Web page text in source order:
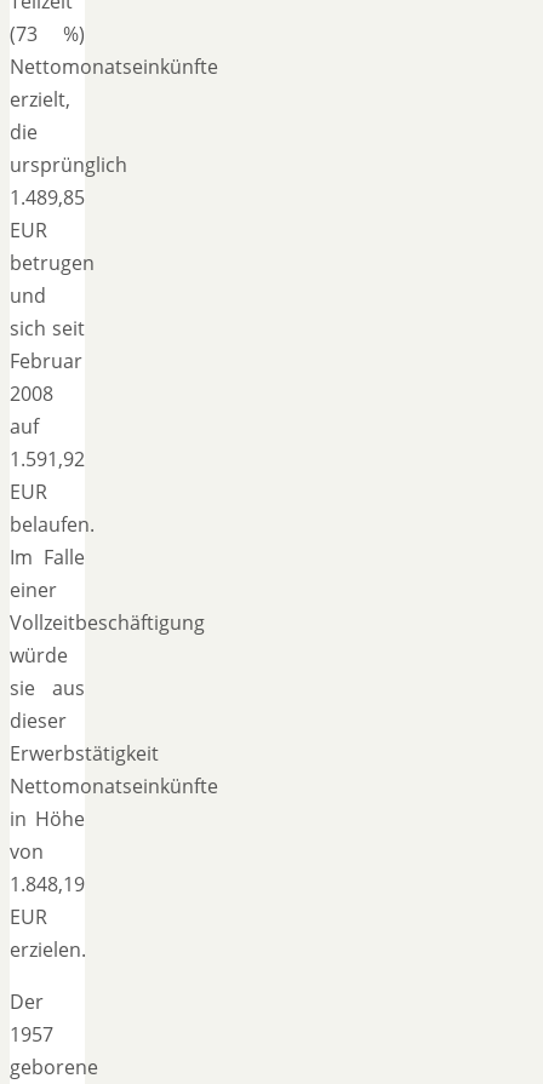
(73 %)
Nettomonatseinkünfte
erzielt,
die
ursprünglich
1.489,85
EUR
betrugen
und
sich seit
Februar
2008
auf
1.591,92
EUR
belaufen.
Im Falle
einer
Vollzeitbeschäftigung
würde
sie aus
dieser
Erwerbstätigkeit
Nettomonatseinkünfte
in Höhe
von
1.848,19
EUR
erzielen.
Der
1957
geborene